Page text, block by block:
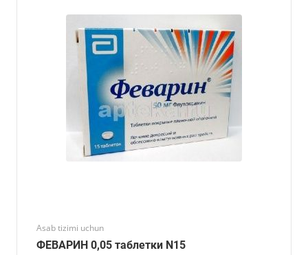
Asab tizimi uchun
ФЕВАРИН 0,05 таблетки N15